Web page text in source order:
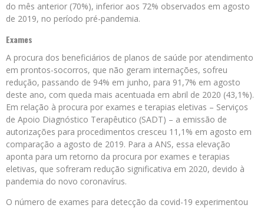
do mês anterior (70%), inferior aos 72% observados em agosto
de 2019, no período pré-pandemia.
Exames
A procura dos beneficiários de planos de saúde por atendimento
em prontos-socorros, que não geram internações, sofreu
redução, passando de 94% em junho, para 91,7% em agosto
deste ano, com queda mais acentuada em abril de 2020 (43,1%).
Em relação à procura por exames e terapias eletivas – Serviços
de Apoio Diagnóstico Terapêutico (SADT) – a emissão de
autorizações para procedimentos cresceu 11,1% em agosto em
comparação a agosto de 2019. Para a ANS, essa elevação
aponta para um retorno da procura por exames e terapias
eletivas, que sofreram redução significativa em 2020, devido à
pandemia do novo coronavírus.
O número de exames para detecção da covid-19 experimentou